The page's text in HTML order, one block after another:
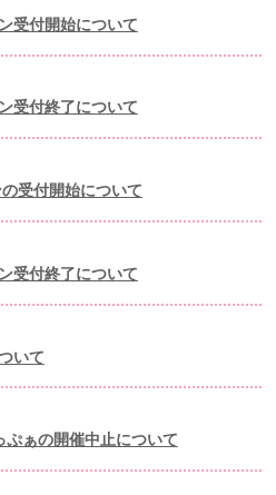
受付開始について
受付終了について
受付開始について
受付終了について
いて
ぁの開催中止について